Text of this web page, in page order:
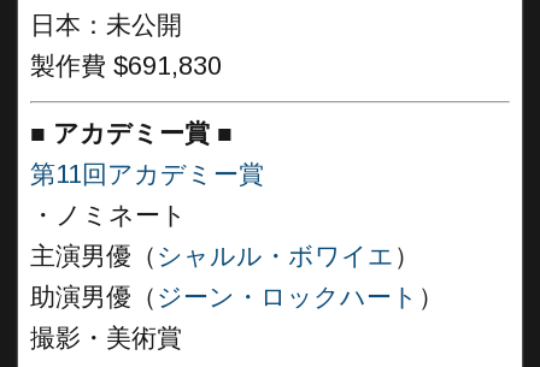
日本：未公開
製作費 $691,830
■ アカデミー賞 ■
第11回アカデミー賞
・ノミネート
主演男優（ シャルル・ボワイエ ）
助演男優（ ジーン・ロックハート ）
撮影・美術賞